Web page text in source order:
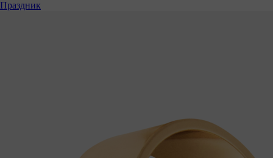
Праздник